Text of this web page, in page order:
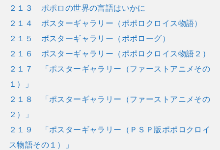
２１３ ポポロの世界の言語はいかに
２１４ ポスターギャラリー（ポポロクロイス物語）
２１５ ポスターギャラリー（ポポローグ）
２１６ ポスターギャラリー（ポポロクロイス物語２）
２１７ 「ポスターギャラリー（ファーストアニメその
１）」
２１８ 「ポスターギャラリー（ファーストアニメその
２）」
２１９ 「ポスターギャラリー（ＰＳＰ版ポポロクロイ
ス物語その１）」